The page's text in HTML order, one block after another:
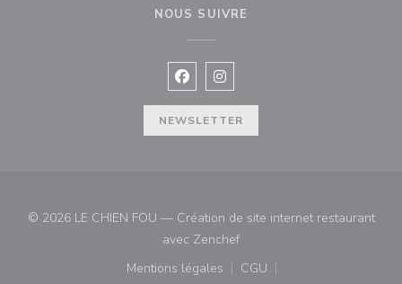
NOUS SUIVRE
Facebook ((ouvre une nouvelle
Instagram ((ouvre une
NEWSLETTER
© 2026 LE CHIEN FOU — Création de site internet restaurant
avec Zenchef((ouvre une nouvelle
Mentions légales
((ouvre une nouvelle fenêtre))
CGU
((ouvre une nouvelle